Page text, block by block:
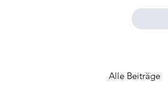
Alle Beiträge